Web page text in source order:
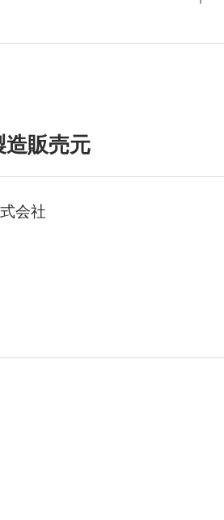
造販売元
会社